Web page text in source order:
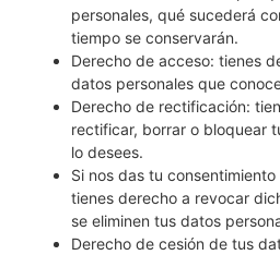
personales, qué sucederá
tiempo se conservarán.
Derecho de acceso: tienes
datos personales que
Derecho de rectificación:
rectificar, borrar o bloquear
lo desees.
Si nos das tu
tienes derecho a revocar
se eliminen tus datos
Derecho de cesión de tus